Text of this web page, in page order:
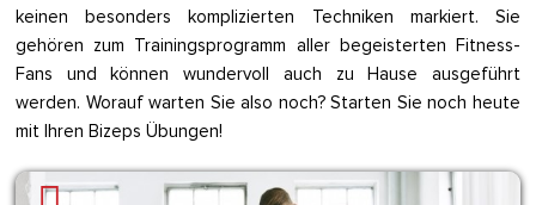
keinen besonders komplizierten Techniken markiert. Sie
gehören zum Trainingsprogramm aller begeisterten Fitness-
Fans und können wundervoll auch zu Hause ausgeführt
werden. Worauf warten Sie also noch? Starten Sie noch heute
mit Ihren Bizeps Übungen!